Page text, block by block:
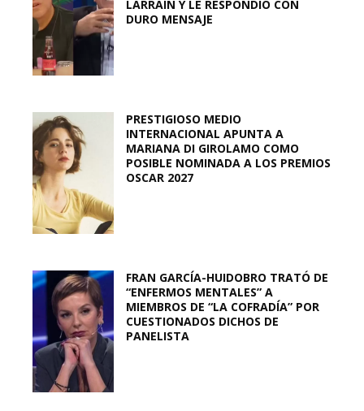
LARRAÍN Y LE RESPONDIÓ CON
DURO MENSAJE
PRESTIGIOSO MEDIO
INTERNACIONAL APUNTA A
MARIANA DI GIROLAMO COMO
POSIBLE NOMINADA A LOS PREMIOS
OSCAR 2027
FRAN GARCÍA-HUIDOBRO TRATÓ DE
“ENFERMOS MENTALES” A
MIEMBROS DE “LA COFRADÍA” POR
CUESTIONADOS DICHOS DE
PANELISTA